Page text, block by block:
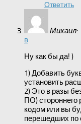
Ответить
Михаил:
в
Ну как бы да! )
1) Добавить
установить
2) Это в разы
ПО) стороннего
кодом или вы
перешедших по